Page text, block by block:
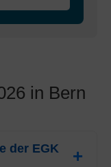
in Bern
der EGK